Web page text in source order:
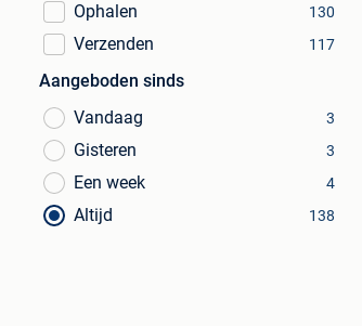
Ophalen
130
Verzenden 117
Aangeboden sinds
Vandaag
3
Gisteren 3
Een week 4
Altijd 138